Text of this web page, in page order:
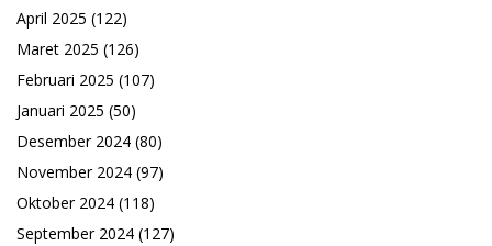
April 2025 (122)
Maret 2025 (126)
Februari 2025 (107)
Januari 2025 (50)
Desember 2024 (80)
November 2024 (97)
Oktober 2024 (118)
September 2024 (127)